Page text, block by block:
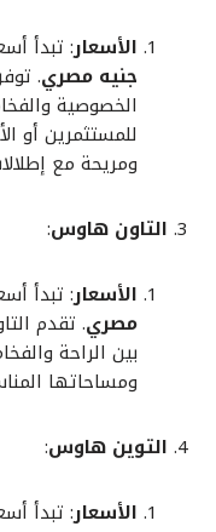
الأسعار: تبدأ
جنيه مصري.
الخصوصية
للمستثمرين أو
ومريحة مع
التاون هاوس:
الأسعار: تبدأ
مصري. تقدم
بين الراحة
ومساحاتها
التوين هاوس:
الأسعار: تبدأ